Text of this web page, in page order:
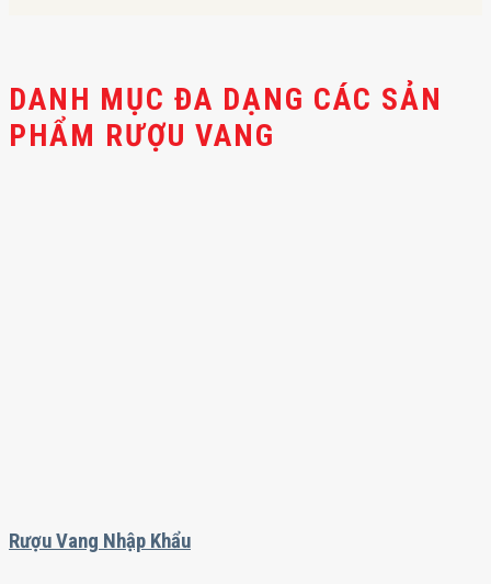
DANH MỤC ĐA DẠNG CÁC SẢN
PHẨM RƯỢU VANG
Rượu Vang Nhập Khẩu